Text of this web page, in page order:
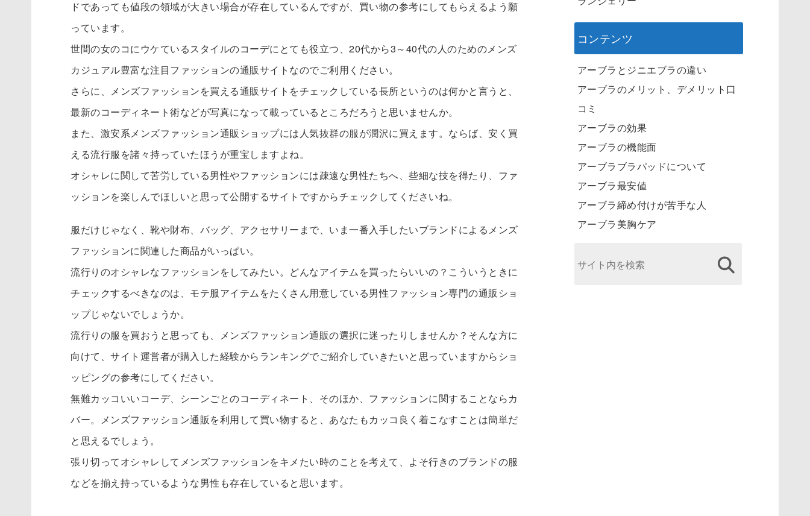
ドであっても値段の領域が大きい場合が存在しているんですが、買い物の参考にしてもらえるよう願
っています。
世間の女のコにウケているスタイルのコーデにとても役立つ、20代から3～40代の人のためのメンズ
カジュアル豊富な注目ファッションの通販サイトなのでご利用ください。
さらに、メンズファッションを買える通販サイトをチェックしている長所というのは何かと言うと、
最新のコーディネート術などが写真になって載っているところだろうと思いませんか。
また、激安系メンズファッション通販ショップには人気抜群の服が潤沢に買えます。ならば、安く買
える流行服を諸々持っていたほうが重宝しますよね。
オシャレに関して苦労している男性やファッションには疎遠な男性たちへ、些細な技を得たり、ファ
ッションを楽しんでほしいと思って公開するサイトですからチェックしてくださいね。
服だけじゃなく、靴や財布、バッグ、アクセサリーまで、いま一番入手したいブランドによるメンズ
ファッションに関連した商品がいっぱい。
流行りのオシャレなファッションをしてみたい。どんなアイテムを買ったらいいの？こういうときに
チェックするべきなのは、モテ服アイテムをたくさん用意している男性ファッション専門の通販ショ
ップじゃないでしょうか。
流行りの服を買おうと思っても、メンズファッション通販の選択に迷ったりしませんか？そんな方に
向けて、サイト運営者が購入した経験からランキングでご紹介していきたいと思っていますからショ
ッピングの参考にしてください。
無難カッコいいコーデ、シーンごとのコーディネート、そのほか、ファッションに関することならカ
バー。メンズファッション通販を利用して買い物すると、あなたもカッコ良く着こなすことは簡単だ
と思えるでしょう。
張り切ってオシャレしてメンズファッションをキメたい時のことを考えて、よそ行きのブランドの服
などを揃え持っているような男性も存在していると思います。
コンテンツ
アーブラとジニエブラの違い
アーブラのメリット、デメリット口
コミ
アーブラの効果
アーブラの機能面
アーブラブラパッドについて
アーブラ最安値
アーブラ締め付けが苦手な人
アーブラ美胸ケア